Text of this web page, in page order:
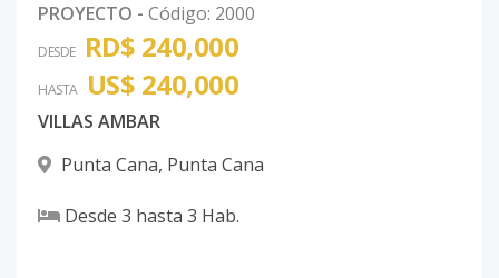
PROYECTO - Código: 2000
DESDE RD$ 240,000
HASTA US$ 240,000
VILLAS AMBAR
Punta Cana, Punta Cana
Desde 3 hasta 3 Hab.